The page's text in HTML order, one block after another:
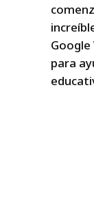
Google
para